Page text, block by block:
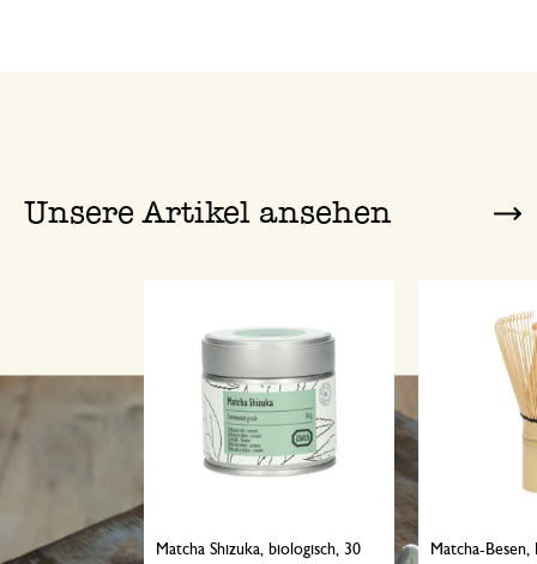
Unsere Artikel ansehen
Matcha Shizuka, biologisch, 30
Matcha-